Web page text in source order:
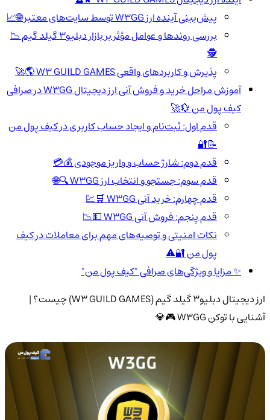
پیش‌بینی آینده ارز W3GG توسط سایت‌های معتبر 🌐📈
بررسی روندها و عوامل مؤثر بر بازار دبلیو3 گیلد گیم 📉
🕵️
پذیرش و کاربردهای واقعی W3 GUILD GAMES 🌎🚀
آموزش مراحل خرید و فروش آنی ارز دیجیتال W3GG در صرافی
کیف پول من 💱🚀
قدم اول: ثبت‌نام و ایجاد حساب کاربری در کیف پول من
📝🔐
قدم دوم: شارژ حساب و واریز موجودی 💰💳
قدم سوم: جستجو و انتخاب ارز W3GG 🔍🌐
قدم چهارم: خرید آنی W3GG 🛒💹
قدم پنجم: فروش آنی W3GG 💵📉
نکات امنیتی و توصیه‌های مهم برای معاملات در کیف
پول من 🔐⚠️
✨ مزایا و ویژگی‌های صرافی "کیف پول من"
ارز دیجیتال دبلیو3 گیلد گیم (W3 GUILD GAMES) چیست؟ |
آشنایی با توکن W3GG 🎮💎